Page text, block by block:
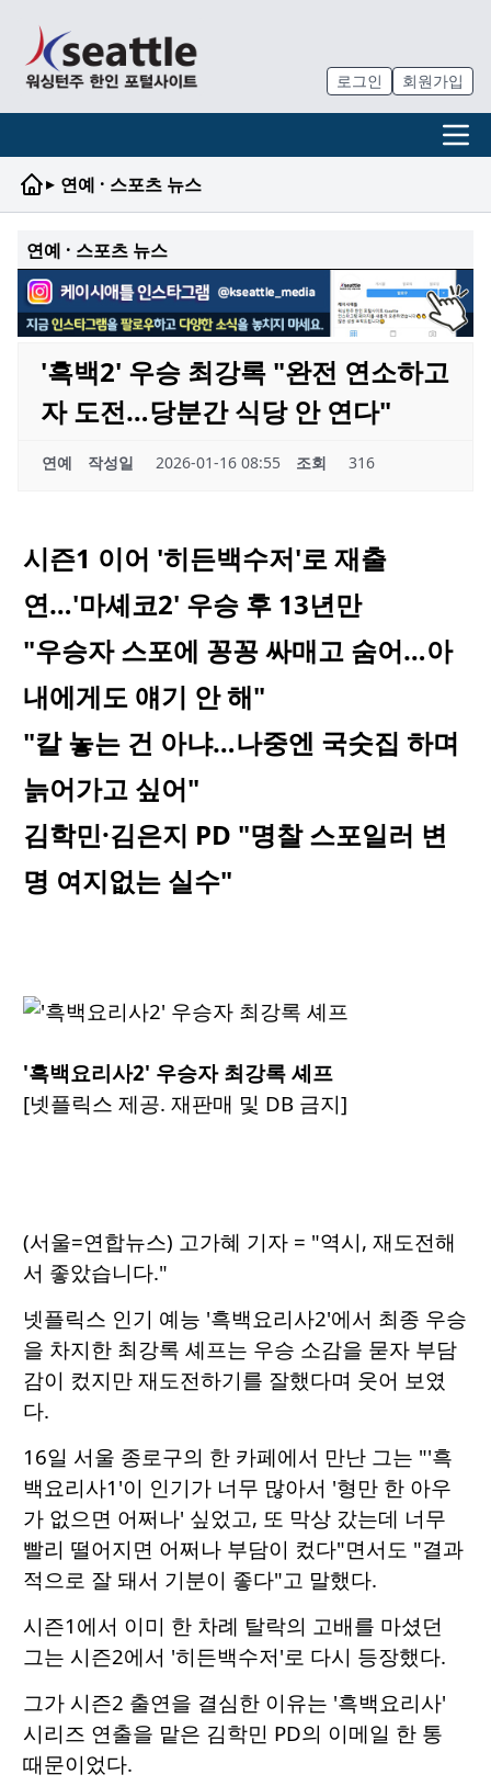
로그인 회원가입
▸ 연예 · 스포츠 뉴스
연예 · 스포츠 뉴스
'흑백2' 우승 최강록 "완전 연소하고
자 도전…당분간 식당 안 연다"
연예 작성일 2026-01-16 08:55 조회 316
시즌1 이어 '히든백수저'로 재출
연…'마셰코2' 우승 후 13년만
"우승자 스포에 꽁꽁 싸매고 숨어…아
내에게도 얘기 안 해"
"칼 놓는 건 아냐…나중엔 국숫집 하며
늙어가고 싶어"
김학민·김은지 PD "명찰 스포일러 변
명 여지없는 실수"
'흑백요리사2' 우승자 최강록 셰프
[넷플릭스 제공. 재판매 및 DB 금지]
(서울=연합뉴스) 고가혜 기자 = "역시, 재도전해
서 좋았습니다."
넷플릭스 인기 예능 '흑백요리사2'에서 최종 우승
을 차지한 최강록 셰프는 우승 소감을 묻자 부담
감이 컸지만 재도전하기를 잘했다며 웃어 보였
다.
16일 서울 종로구의 한 카페에서 만난 그는 "'흑
백요리사1'이 인기가 너무 많아서 '형만 한 아우
가 없으면 어쩌나' 싶었고, 또 막상 갔는데 너무
빨리 떨어지면 어쩌나 부담이 컸다"면서도 "결과
적으로 잘 돼서 기분이 좋다"고 말했다.
시즌1에서 이미 한 차례 탈락의 고배를 마셨던
그는 시즌2에서 '히든백수저'로 다시 등장했다.
그가 시즌2 출연을 결심한 이유는 '흑백요리사'
시리즈 연출을 맡은 김학민 PD의 이메일 한 통
때문이었다.